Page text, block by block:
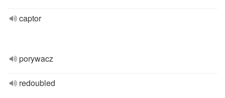
captor
porywacz
redoubled